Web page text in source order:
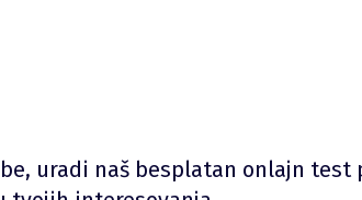
uradi naš besplatan onlajn